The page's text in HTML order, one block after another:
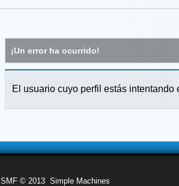
¡Un error ha ocurrido!
El usuario cuyo perfil estás intentando
SMF © 2013 Simple Machines